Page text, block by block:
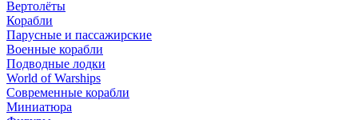
Вертолёты
Корабли
Парусные и пассажирские
Военные корабли
Подводные лодки
World of Warships
Современные корабли
Миниатюра